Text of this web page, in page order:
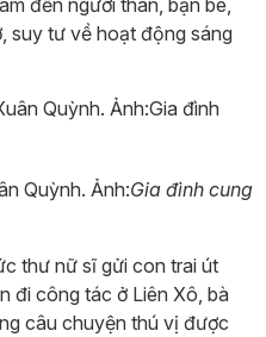
suy tư về hoạt động sáng
Quỳnh. Ảnh:Gia đình cung
thư nữ sĩ gửi con trai út
đi công tác ở Liên Xô, bà
câu chuyện thú vị được